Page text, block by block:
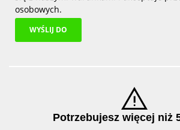
osobowych.
WYŚLIJ DO
Potrzebujesz więcej niż